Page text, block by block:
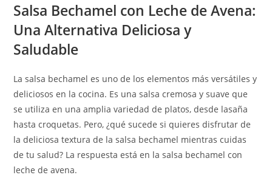
Salsa Bechamel con Leche de Avena:
Una Alternativa Deliciosa y
Saludable
La salsa bechamel es uno de los elementos más versátiles y
deliciosos en la cocina. Es una salsa cremosa y suave que
se utiliza en una amplia variedad de platos, desde lasaña
hasta croquetas. Pero, ¿qué sucede si quieres disfrutar de
la deliciosa textura de la salsa bechamel mientras cuidas
de tu salud? La respuesta está en la salsa bechamel con
leche de avena.